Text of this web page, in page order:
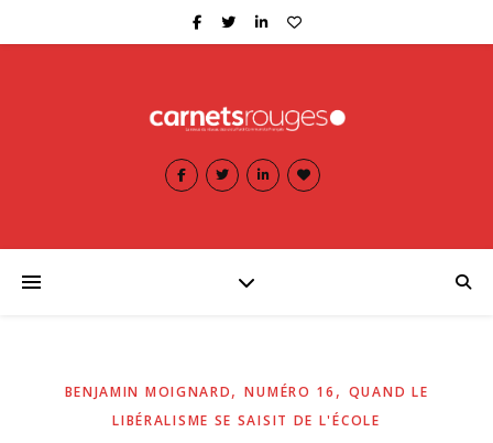
BENJAMIN MOIGNARD,NUMÉRO 16 , QUAND LE
LIBÉRALISME SE SAISIT DE L'ÉCOLE